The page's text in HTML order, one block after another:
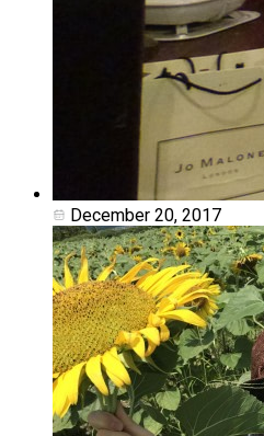
December 20, 2017